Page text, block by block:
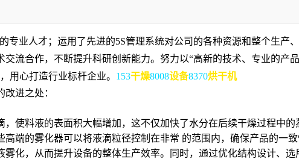
业人才；运用了先进的5S管理系统对公司的各种资源和整个生产
流合作，不断提升科研创新能力。努力以“高新的技术、专业的产品
用心打造行业标杆企业。 153干燥8008设备8370烘干机
进之处：
使料液的表面积大幅增加，这不仅加快了水分在后续干燥过程中
端的雾化器可以将液滴粒径控制在非常 的范围内，确保产品的一致
化，从而提升设备的整体生产效率。同时，通过优化结构设计、选